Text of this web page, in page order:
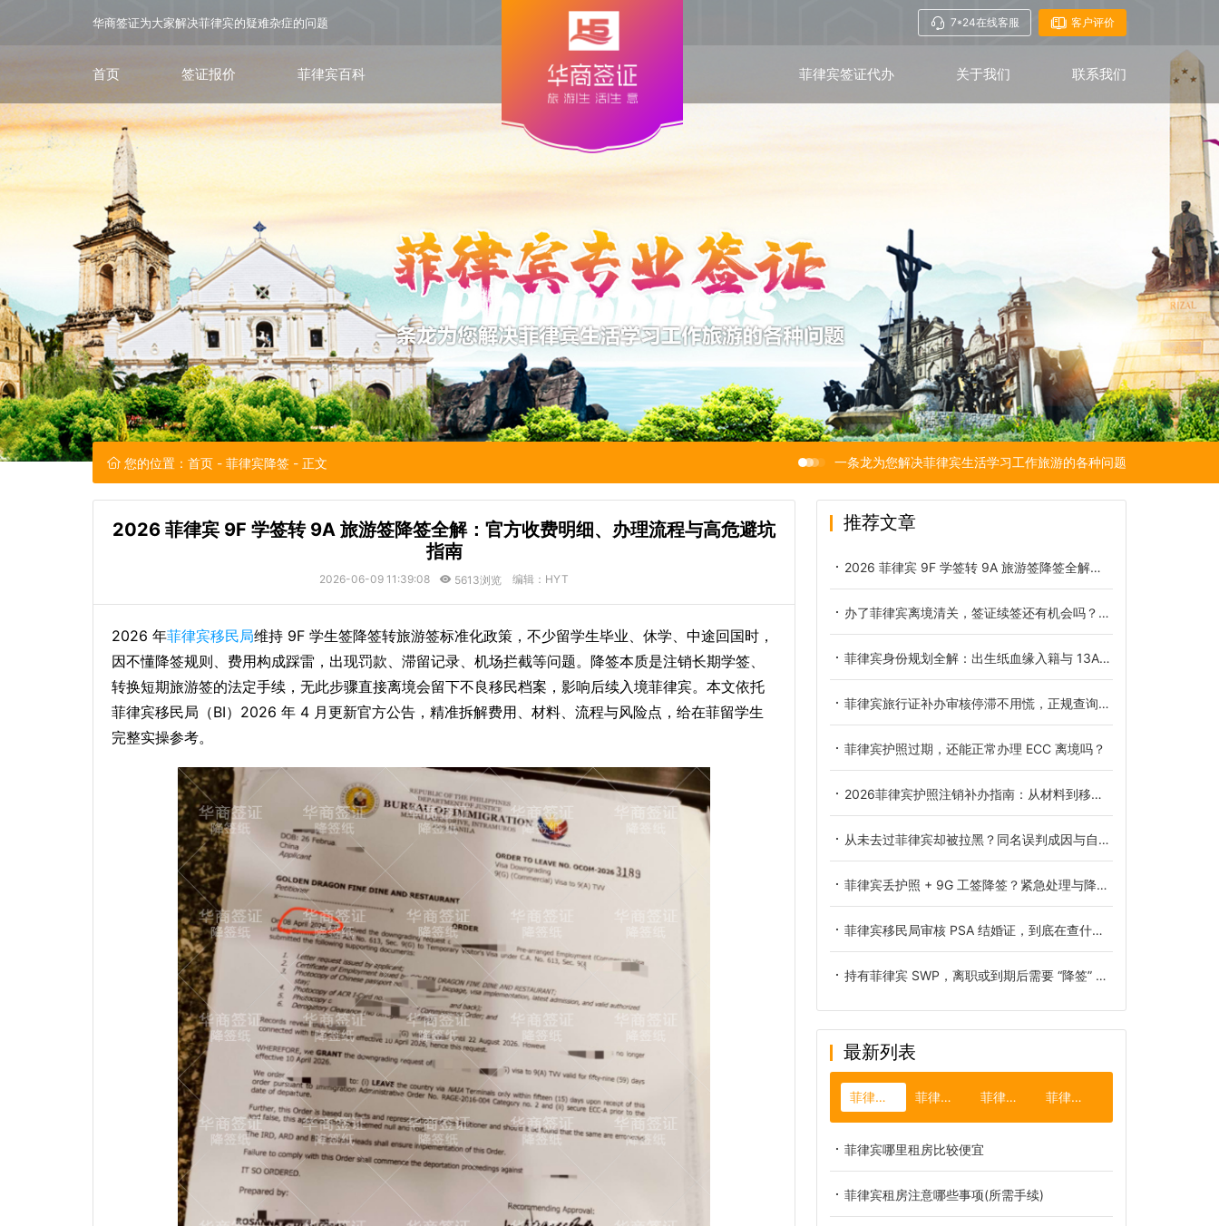
华商签证为大家解决菲律宾的疑难杂症的问题 7*24在线客服 客户评价
首页 签证报价 菲律宾百科 菲律宾签证代办 关于我们 联系我们
您的位置： 首页 - 菲律宾降签 - 正文 一条龙为您解决菲律宾生活学习工作旅游的各种问题
2026 菲律宾 9F 学签转 9A 旅游签降签全解：官方收费明细、办理流程与高危避坑
指南
2026-06-09 11:39:08 5613浏览 编辑：HYT
2026 年菲律宾移民局维持 9F 学生签降签转旅游签标准化政策，不少留学生毕业、休学、中途回国时，
因不懂降签规则、费用构成踩雷，出现罚款、滞留记录、机场拦截等问题。降签本质是注销长期学签、
转换短期旅游签的法定手续，无此步骤直接离境会留下不良移民档案，影响后续入境菲律宾。本文依托
菲律宾移民局（BI）2026 年 4 月更新官方公告，精准拆解费用、材料、流程与风险点，给在菲留学生
完整实操参考。
推荐文章
2026 菲律宾 9F 学签转 9A 旅游签降签全解：官方收费明细、办理流程与高危避坑指南
办了菲律宾离境清关，签证续签还有机会吗？清关与签证续签的关系及办理要点解析
菲律宾身份规划全解：出生纸血缘入籍与 13A 婚签正规办理细则
菲律宾旅行证补办审核停滞不用慌，正规查询途径与加急补救办法
菲律宾护照过期，还能正常办理 ECC 离境吗？
2026菲律宾护照注销补办指南：从材料到移民局衔接全覆盖
从未去过菲律宾却被拉黑？同名误判成因与自救全指南
菲律宾丢护照 + 9G 工签降签？紧急处理与降签全攻略
菲律宾移民局审核 PSA 结婚证，到底在查什么？这几点错了直接拒签
持有菲律宾 SWP，离职或到期后需要 “降签” 吗？一文说清关键点与合规要点
最新列表
菲律宾租房 菲律宾特产 菲律宾绿卡 菲律宾经济
菲律宾哪里租房比较便宜
菲律宾租房注意哪些事项(所需手续)